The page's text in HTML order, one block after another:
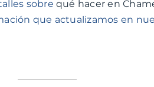
sobre qué hacer en
que actualizamos en